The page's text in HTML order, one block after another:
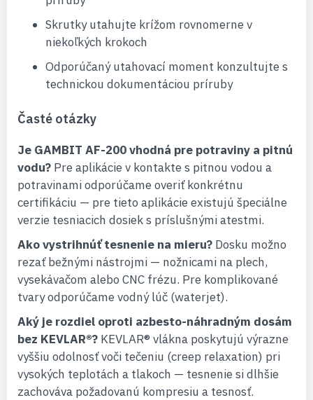
Skrutky utahujte krížom rovnomerne v
niekoľkých krokoch
Odporúčaný utahovací moment konzultujte s
technickou dokumentáciou príruby
Časté otázky
Je GAMBIT AF-200 vhodná pre potraviny a pitnú
vodu? Pre aplikácie v kontakte s pitnou vodou a
potravinami odporúčame overiť konkrétnu
certifikáciu — pre tieto aplikácie existujú špeciálne
verzie tesniacich dosiek s príslušnými atestmi.
Ako vystrihnúť tesnenie na mieru? Dosku možno
rezať bežnými nástrojmi — nožnicami na plech,
vysekávačom alebo CNC frézu. Pre komplikované
tvary odporúčame vodný lúč (waterjet).
Aký je rozdiel oproti azbesto-náhradným dosám
bez KEVLAR®? KEVLAR® vlákna poskytujú výrazne
vyššiu odolnosť voči tečeniu (creep relaxation) pri
vysokých teplotách a tlakoch — tesnenie si dlhšie
zachováva požadovanú kompresiu a tesnosť.